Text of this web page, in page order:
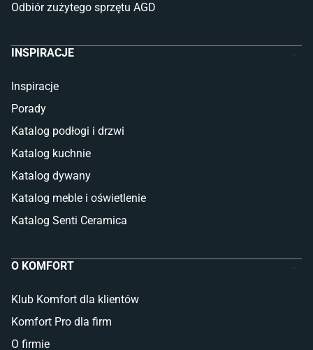
Odbiór zużytego sprzętu AGD
INSPIRACJE
Inspiracje
Porady
Katalog podłogi i drzwi
Katalog kuchnie
Katalog dywany
Katalog meble i oświetlenie
Katalog Senti Ceramica
O KOMFORT
Klub Komfort dla klientów
Komfort Pro dla firm
O firmie